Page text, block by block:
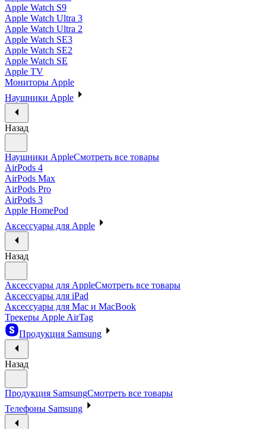
Apple Watch S9
Apple Watch Ultra 3
Apple Watch Ultra 2
Apple Watch SE3
Apple Watch SE2
Apple Watch SE
Apple TV
Мониторы Apple
Наушники Apple
Назад
Наушники AppleСмотреть все товары
AirPods 4
AirPods Max
AirPods Pro
AirPods 3
Apple HomePod
Аксессуары для Apple
Назад
Аксессуары для AppleСмотреть все товары
Аксессуары для iPad
Аксессуары для Mac и MacBook
Трекеры Apple AirTag
Продукция Samsung
Назад
Продукция SamsungСмотреть все товары
Телефоны Samsung